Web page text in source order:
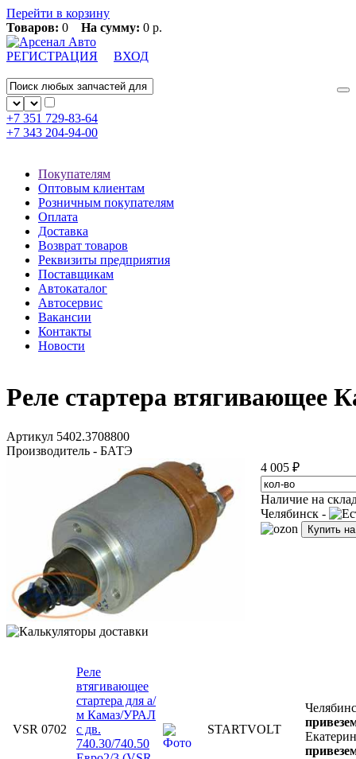
Перейти в корзину
Товаров: 0 На сумму: 0 р.
РЕГИСТРАЦИЯ ВХОД
+7 351 729-83-64
+7 343 204-94-00
Покупателям
Оптовым клиентам
Розничным покупателям
Оплата
Доставка
Возврат товаров
Реквизиты предприятия
Поставщикам
Автокаталог
Автосервис
Вакансии
Контакты
Новости
Реле стартера втягивающее
Артикул 5402.3708800
Производитель - БАТЭ
4 005 ₽
Наличие на
Челябинск -
Купить
VSR 0702
Реле
втягивающее
стартера для а/
м Камаз/УРАЛ
с дв.
740.30/740.50
STARTVOLT